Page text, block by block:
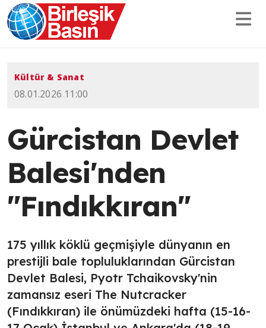
Kültür & Sanat
08.01.2026 11:00
Gürcistan Devlet
Balesi'nden
"Fındıkkıran"
175 yıllık köklü geçmişiyle dünyanın en
prestijli bale topluluklarından Gürcistan
Devlet Balesi, Pyotr Tchaikovsky'nin
zamansız eseri The Nutcracker
(Fındıkkıran) ile önümüzdeki hafta (15-16-